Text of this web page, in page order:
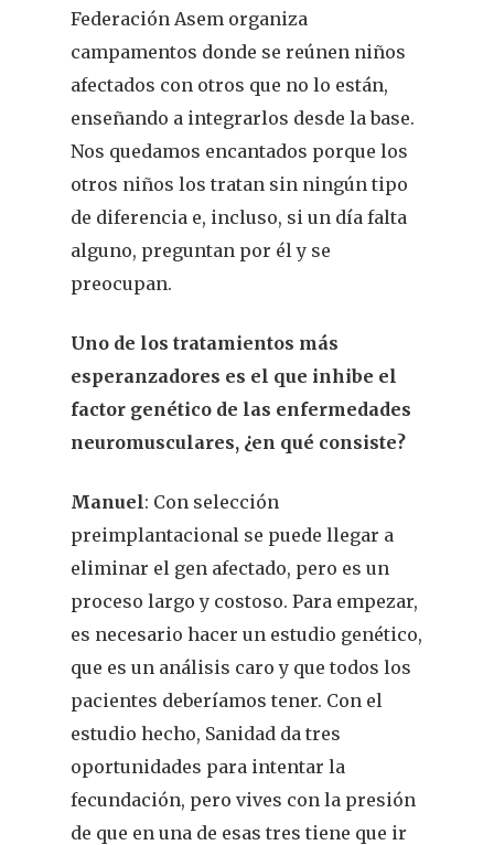
Federación Asem organiza
campamentos donde se reúnen niños
afectados con otros que no lo están,
enseñando a integrarlos desde la base.
Nos quedamos encantados porque los
otros niños los tratan sin ningún tipo
de diferencia e, incluso, si un día falta
alguno, preguntan por él y se
preocupan.
Uno de los tratamientos más
esperanzadores es el que inhibe el
factor genético de las enfermedades
neuromusculares, ¿en qué consiste?
Manuel: Con selección
preimplantacional se puede llegar a
eliminar el gen afectado, pero es un
proceso largo y costoso. Para empezar,
es necesario hacer un estudio genético,
que es un análisis caro y que todos los
pacientes deberíamos tener. Con el
estudio hecho, Sanidad da tres
oportunidades para intentar la
fecundación, pero vives con la presión
de que en una de esas tres tiene que ir
REVISTA DEL COLEGIO DE
Actualidad
¿Sabías
Infantil
I Jornada Gallega De
Dermofarmacia
Problemas
Salud